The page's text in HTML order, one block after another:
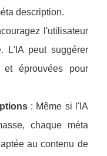
description.
l'utilisateur
L'IA peut suggérer
et éprouvées pour
: Même si l'IA
chaque méta
au contenu de